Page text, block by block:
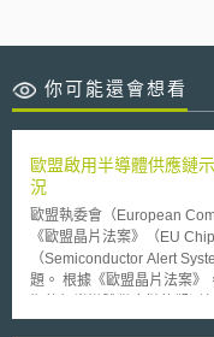
你可能還會想看
歐盟啟用半導體供應鏈
況
歐盟執委會（European
《歐盟晶片法案》（EU
（Semiconductor Alert
題。 根據《歐盟晶片法案》，歐盟各成員國的半導體供應鏈主管機關須定
由於歐盟係由眾多不同的國